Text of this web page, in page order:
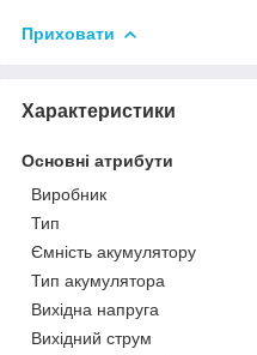
Приховати
Характеристики
Основні атрибути
Виробник
Тип
Ємність акумулятору
Тип акумулятора
Вихідна напруга
Вихідний струм